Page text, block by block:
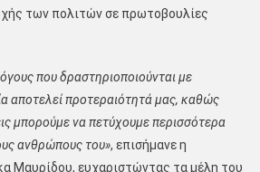
των πολιτών σε πρωτοβουλίες
που δραστηριοποιούνται με
αποτελεί προτεραιότητά μας, καθώς
μπορούμε να πετύχουμε περισσότερα
ανθρώπους του», επισήμανε η
Μαυρίδου, ευχαριστώντας τα μέλη του